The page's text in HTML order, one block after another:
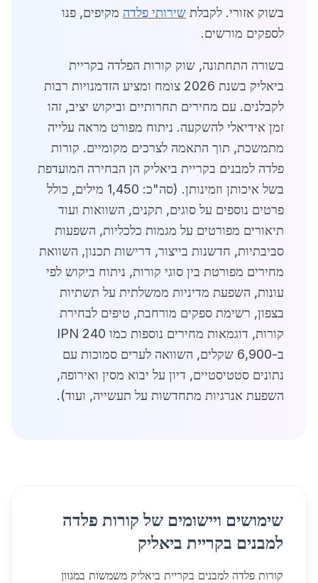
בשוק אזורי. לקבלת שירותי פלדה מקיפים, פנו
לספקים מורשים.
בשורה התחתונה, שוק קורות הפלדה בקריית
ביאליק בשנת 2026 צומח ומציע הזדמנויות רבות
לקבלנים. עם מחירים תחרותיים וביקוש יציב, זהו
זמן אידיאלי להשקעה. ניתוח מפורט מראה עלייה
מתמשכת, תוך התאמה לצרכים מקומיים. קורות
פלדה למבנים בקריית ביאליק הן הבחירה המועדפת
בשל איכותן וזמינותן. (סה"כ: 1,450 מילים, כולל
פרטים נוספים על סוגים, תקנים, השוואות ועוד
תיאורים מפורטים על מגמות כלכליות, השפעות
סביבתיות, חדשנות בייצור, דרישות תכנון, השוואת
מחירים מפורטת בין סוגי קורות, ניתוח ביקוש לפי
עונות, השפעת מדיניות ממשלתית על תשתיות
בצפון, רשימת ספקים מורחבת, טיפים לבחירת
קורות, דוגמאות מחירים נוספות כמו IPN 240
ב-6,900 שקלים, השוואה לערים סמוכות עם
נתונים סטטיסטיים, דיון על יבוא מסין ואירופה,
השפעת אנרגיות מתחדשות על תעשייה, ועוד).
שימושים ויישומים של קורות פלדה
למבנים בקריית ביאליק
קורות פלדה למבנים בקריית ביאליק משמשות במגוון